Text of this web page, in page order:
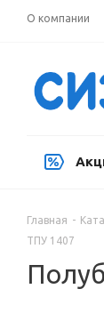
О компании
Главная -
ТПУ 1407